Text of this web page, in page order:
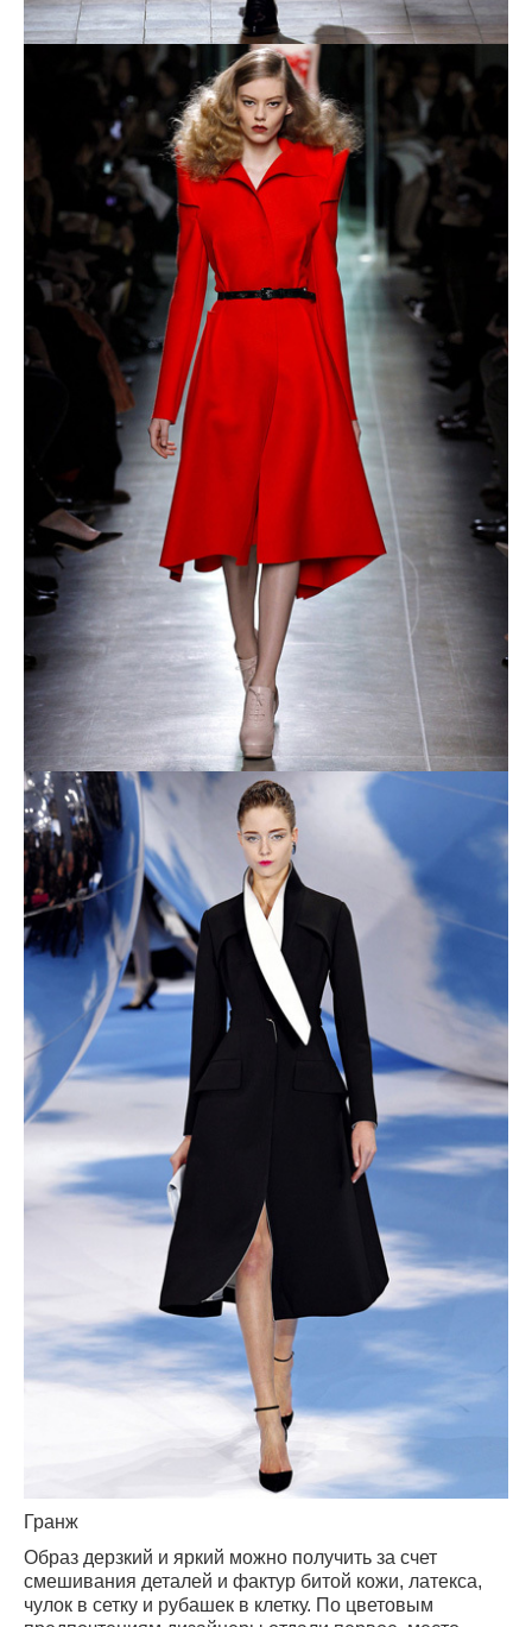
Гранж
Образ дерзкий и яркий можно получить за счет
смешивания деталей и фактур битой кожи, латекса,
чулок в сетку и рубашек в клетку. По цветовым